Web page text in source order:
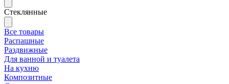
Стеклянные
Все товары
Распашные
Раздвижные
Для ванной и туалета
На кухню
Композитные